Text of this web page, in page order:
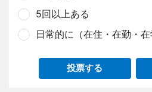
5回以上ある
日常的に（在住・在勤・在
投票する